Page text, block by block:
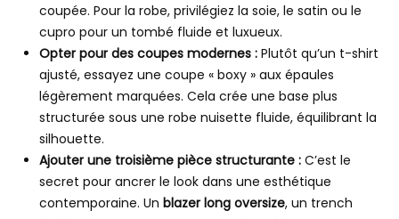
coupée. Pour la robe, privilégiez la soie, le satin ou le
cupro pour un tombé fluide et luxueux.
Opter pour des coupes modernes : Plutôt qu’un t-shirt
ajusté, essayez une coupe « boxy » aux épaules
légèrement marquées. Cela crée une base plus
structurée sous une robe nuisette fluide, équilibrant la
silhouette.
Ajouter une troisième pièce structurante : C’est le
secret pour ancrer le look dans une esthétique
contemporaine. Un blazer long oversize, un trench